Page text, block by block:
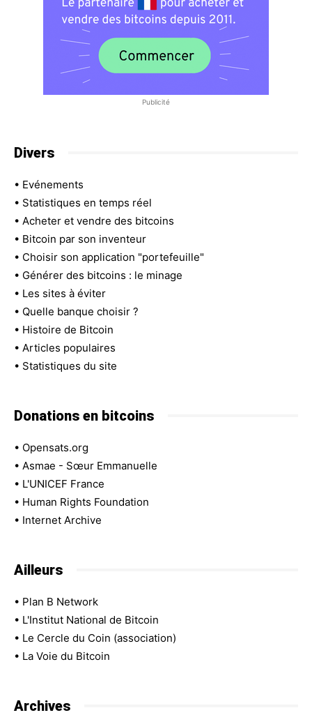
Publicité
Divers
• Evénements
• Statistiques en temps réel
• Acheter et vendre des bitcoins
• Bitcoin par son inventeur
• Choisir son application "portefeuille"
• Générer des bitcoins : le minage
• Les sites à éviter
• Quelle banque choisir ?
• Histoire de Bitcoin
• Articles populaires
• Statistiques du site
Donations en bitcoins
• Opensats.org
• Asmae - Sœur Emmanuelle
• L'UNICEF France
• Human Rights Foundation
• Internet Archive
Ailleurs
• Plan B Network
• L'Institut National de Bitcoin
• Le Cercle du Coin (association)
• La Voie du Bitcoin
Archives